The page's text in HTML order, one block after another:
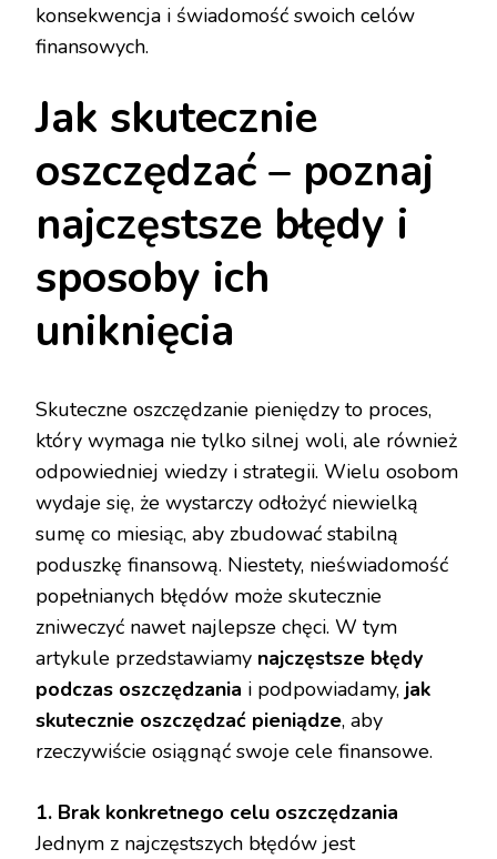
konsekwencja i świadomość swoich celów
finansowych.
Jak skutecznie
oszczędzać – poznaj
najczęstsze błędy i
sposoby ich
uniknięcia
Skuteczne oszczędzanie pieniędzy to proces,
który wymaga nie tylko silnej woli, ale również
odpowiedniej wiedzy i strategii. Wielu osobom
wydaje się, że wystarczy odłożyć niewielką
sumę co miesiąc, aby zbudować stabilną
poduszkę finansową. Niestety, nieświadomość
popełnianych błędów może skutecznie
zniweczyć nawet najlepsze chęci. W tym
artykule przedstawiamy najczęstsze błędy
podczas oszczędzania i podpowiadamy, jak
skutecznie oszczędzać pieniądze, aby
rzeczywiście osiągnąć swoje cele finansowe.
1. Brak konkretnego celu oszczędzania
Jednym z najczęstszych błędów jest